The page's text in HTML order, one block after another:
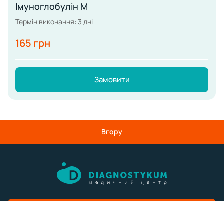
Імуноглобулін М
Термін виконання: 3 дні
165 грн
Замовити
Вгору